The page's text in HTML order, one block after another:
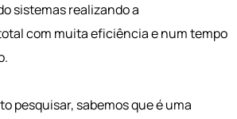
sistemas realizando a
com muita eficiência e num tempo
pesquisar, sabemos que é uma